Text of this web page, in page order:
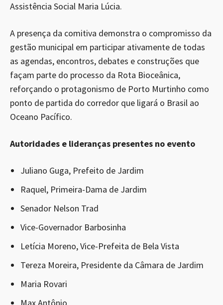
Assistência Social Maria Lúcia.
A presença da comitiva demonstra o compromisso da
gestão municipal em participar ativamente de todas
as agendas, encontros, debates e construções que
façam parte do processo da Rota Bioceânica,
reforçando o protagonismo de Porto Murtinho como
ponto de partida do corredor que ligará o Brasil ao
Oceano Pacífico.
Autoridades e lideranças presentes no evento
Juliano Guga, Prefeito de Jardim
Raquel, Primeira-Dama de Jardim
Senador Nelson Trad
Vice-Governador Barbosinha
Letícia Moreno, Vice-Prefeita de Bela Vista
Tereza Moreira, Presidente da Câmara de Jardim
Maria Rovari